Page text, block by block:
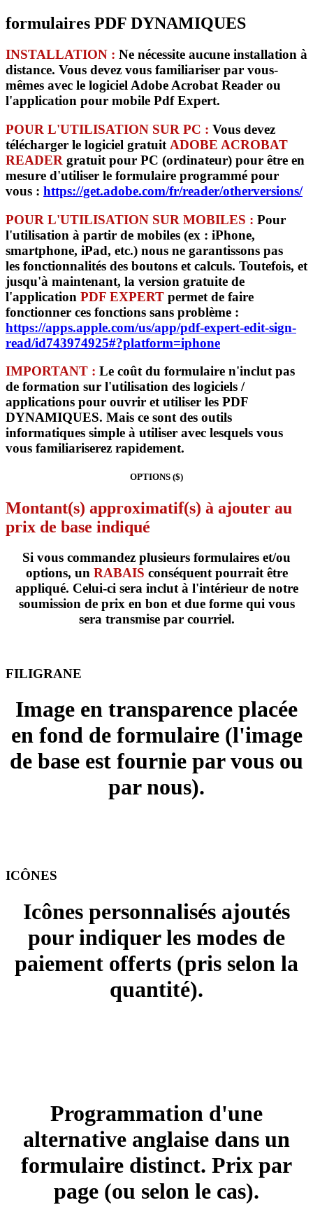
formulaires PDF DYNAMIQUES
INSTALLATION : Ne nécessite aucune installation à
distance. Vous devez vous familiariser par vous-
mêmes avec le logiciel Adobe Acrobat Reader ou
l'application pour mobile Pdf Expert.
POUR L'UTILISATION SUR PC : Vous devez
télécharger le logiciel gratuit ADOBE ACROBAT
READER gratuit pour PC (ordinateur) pour être en
mesure d'utiliser le formulaire programmé pour
vous : https://get.adobe.com/fr/reader/otherversions/
POUR L'UTILISATION SUR MOBILES : Pour
l'utilisation à partir de mobiles (ex : iPhone,
smartphone, iPad, etc.) nous ne garantissons pas
les fonctionnalités des boutons et calculs. Toutefois, et
jusqu'à maintenant, la version gratuite de
l'application PDF EXPERT permet de faire
fonctionner ces fonctions sans problème :
https://apps.apple.com/us/app/pdf-expert-edit-sign-
read/id743974925#?platform=iphone
IMPORTANT : Le coût du formulaire n'inclut pas
de formation sur l'utilisation des logiciels /
applications pour ouvrir et utiliser les PDF
DYNAMIQUES. Mais ce sont des outils
informatiques simple à utiliser avec lesquels vous
vous familiariserez rapidement.
OPTIONS ($)
Montant(s) approximatif(s) à ajouter au
prix de base indiqué
Si vous commandez plusieurs formulaires et/ou
options, un RABAIS conséquent pourrait être
appliqué. Celui-ci sera inclut à l'intérieur de notre
soumission de prix en bon et due forme qui vous
sera transmise par courriel.
FILIGRANE
Image en transparence placée
en fond de formulaire (l'image
de base est fournie par vous ou
par nous).
ICÔNES
Icônes personnalisés ajoutés
pour indiquer les modes de
paiement offerts (pris selon la
quantité).
Programmation d'une
alternative anglaise dans un
formulaire distinct. Prix par
page (ou selon le cas).